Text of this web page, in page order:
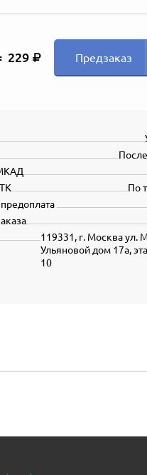
229 Предзаказ
По
119331, г. Москва ул.
Ульяновой дом 17а,
10